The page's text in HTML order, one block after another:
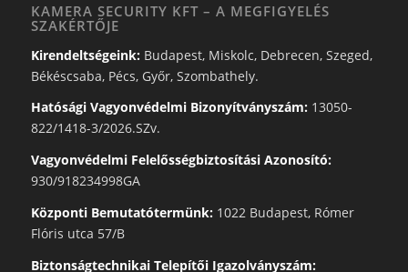
KAMERA SECURITY KFT – A MEGFIGYELÉS
SZAKÉRTŐJE
Kirendeltségeink:Budapest, Miskolc, Debrecen, Szeged,
Békéscsaba, Pécs, Győr, Szombathely.
Hatósági Vagyonvédelmi Bizonyítványszám:13050-
822/1418-3/2026.SZv.
Vagyonvédelmi Felelősségbiztosítási Azonosító:
930/918234998GA
Központi Bemutatótermünk:1022 Budapest, Rómer
Flóris utca 57/B
Biztonságtechnikai Telepítői Igazolványszám: